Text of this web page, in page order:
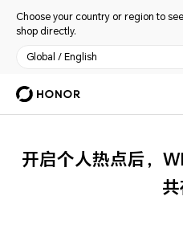
Choose your country or region to
shop directly.
Global / English
开启个人热点后，